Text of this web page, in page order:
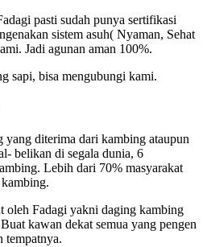
pasti sudah punya sertifikasi
sistem asuh( Nyaman, Sehat
Jadi agunan aman 100%.
sapi, bisa mengubungi kami.
diterima dari kambing ataupun
belikan di segala dunia, 6
Lebih dari 70% masyarakat
oleh Fadagi yakni daging kambing
kawan dekat semua yang pengen
tempatnya.